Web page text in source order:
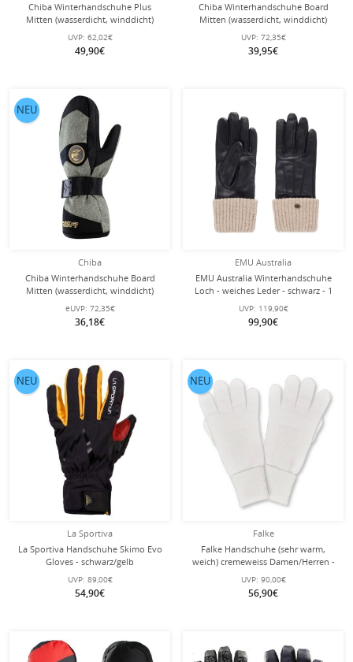
Chiba Winterhandschuhe Plus
Mitten (wasserdicht, winddicht)
hellgrau - 1 Paar
UVP: 62,02€
49,90€
Chiba Winterhandschuhe Board
Mitten (wasserdicht, winddicht)
hellgrau/weiss - 1 Paar
UVP: 72,35€
39,95€
Chiba
Chiba Winterhandschuhe Board
Mitten (wasserdicht, winddicht)
olivegrün/gold - 1 Paar
eUVP: 72,35€
36,18€
NEU
EMU Australia
EMU Australia Winterhandschuhe
Loch - weiches Leder - schwarz - 1
Paar
UVP: 119,90€
99,90€
La Sportiva
La Sportiva Handschuhe Skimo Evo
Gloves - schwarz/gelb
UVP: 89,00€
54,90€
NEU
Falke
Falke Handschuhe (sehr warm,
weich) cremeweiss Damen/Herren -
1 Paar
UVP: 90,00€
56,90€
NEU